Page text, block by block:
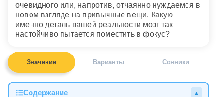
очевидного или, напротив, отчаянно нуждаемся в
новом взгляде на привычные вещи. Какую
именно деталь вашей реальности мозг так
настойчиво пытается поместить в фокус?
Значение Варианты Сонники
Содержание ▲